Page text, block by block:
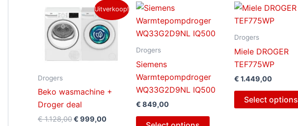
Uitverkoop!
Drogers
Beko wasmachine +
Droger deal
€1.128,00
Oorspronkelijke
prijs
was:
€ 1.128,00.
€ 999,00
Huidige
prijs
is:
€ 999,00.
Drogers
Siemens
Warmtepompdroger
WQ33G2D9NL IQ500
€ 849,00
Drogers
Miele DROGER
TEF775WP
€ 1.449,00
Select options